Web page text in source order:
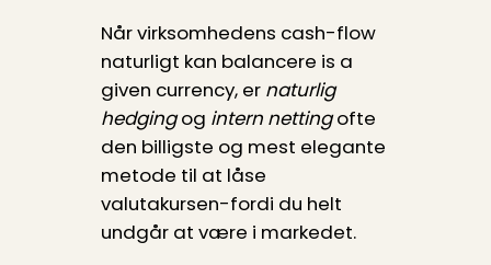
Når virksomhedens cash-flow
naturligt kan balancere is a
given currency, er naturlig
hedgingog intern nettingofte
den billigste og mest elegante
metode til at låse
valutakursen-fordi du helt
undgår at være i markedet.